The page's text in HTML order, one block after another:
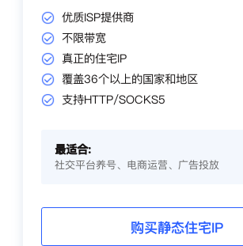
优质ISP提供商
不限带宽
真正的住宅IP
覆盖36个以上的国家和地区
支持HTTP/SOCKS5
最适合:
社交平台养号、电商运营、广告投放
购买静态住宅IP